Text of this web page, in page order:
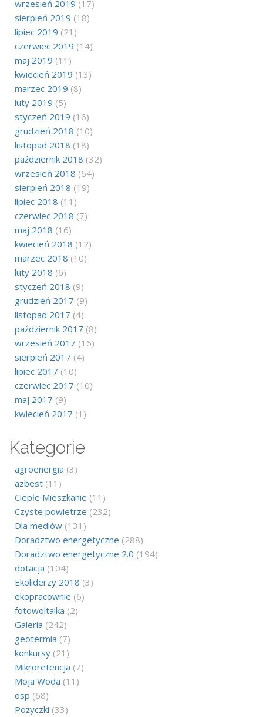
wrzesień 2019 (17)
sierpień 2019 (18)
lipiec 2019 (21)
czerwiec 2019 (14)
maj 2019 (11)
kwiecień 2019 (13)
marzec 2019 (8)
luty 2019 (5)
styczeń 2019 (16)
grudzień 2018 (10)
listopad 2018 (18)
październik 2018 (32)
wrzesień 2018 (64)
sierpień 2018 (19)
lipiec 2018 (11)
czerwiec 2018 (7)
maj 2018 (16)
kwiecień 2018 (12)
marzec 2018 (10)
luty 2018 (6)
styczeń 2018 (9)
grudzień 2017 (9)
listopad 2017 (4)
październik 2017 (8)
wrzesień 2017 (16)
sierpień 2017 (4)
lipiec 2017 (10)
czerwiec 2017 (10)
maj 2017 (9)
kwiecień 2017 (1)
Kategorie
agroenergia (3)
azbest (11)
Ciepłe Mieszkanie (11)
Czyste powietrze (232)
Dla mediów (131)
Doradztwo energetyczne (288)
Doradztwo energetyczne 2.0 (194)
dotacja (104)
Ekoliderzy 2018 (3)
ekopracownie (6)
fotowoltaika (2)
Galeria (242)
geotermia (7)
konkursy (21)
Mikroretencja (7)
Moja Woda (11)
osp (68)
Pożyczki (33)